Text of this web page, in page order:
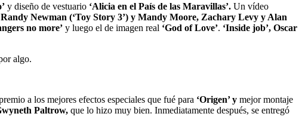
y diseño de vestuario ‘Alicia en el País de las Maravillas’. Un vídeo
Randy Newman (‘Toy Story 3’) y Mandy Moore, Zachary Levy y Alan
no more’ y luego el de imagen real ‘God of Love’. ‘Inside job’, Oscar
algo.
a los mejores efectos especiales que fué para ‘Origen’ y mejor montaje
Paltrow, que lo hizo muy bien. Inmediatamente después, se entregó